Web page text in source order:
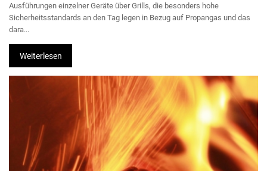
Ausführungen einzelner Geräte über Grills, die besonders hohe
Sicherheitsstandards an den Tag legen in Bezug auf Propangas und das
dara...
Weiterlesen